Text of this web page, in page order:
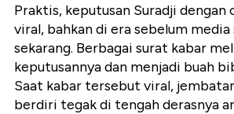
Praktis, keputusan Suradji dengan
viral, bahkan di era sebelum
sekarang. Berbagai surat kabar
keputusannya dan menjadi buah
Saat kabar tersebut viral,
berdiri tegak di tengah derasnya